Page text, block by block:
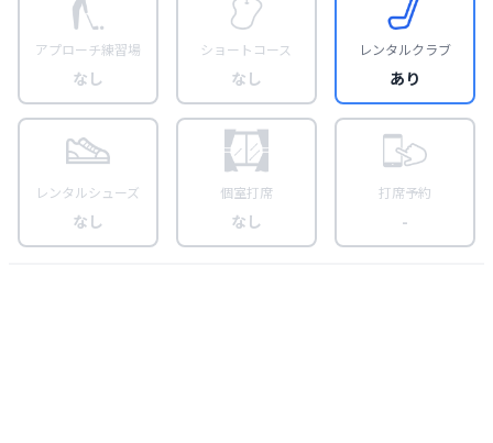
アプローチ練習場
なし
ショートコース
なし
レンタルクラブ
あり
レンタルシューズ
なし
個室打席
なし
打席予約
-